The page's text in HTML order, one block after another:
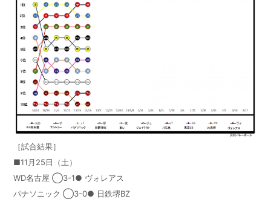
［試合結果］
■11月 25日（土）
WD名古屋 ◯3-1● ヴォレアス
パナソニック ◯3-0● 日鉄堺BZ